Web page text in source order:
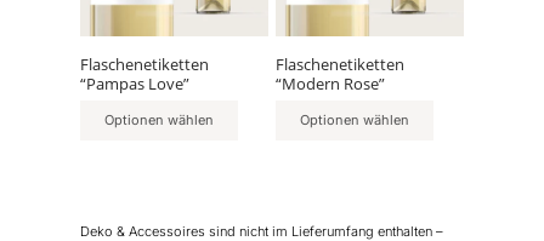
Flaschenetiketten
“Pampas Love”
Optionen wählen
Die
Optionen
können
auf
der
Flaschenetiketten
“Modern Rose”
Optionen wählen
Die
Optionen
können
auf
der
Deko & Accessoires sind nicht im Lieferumfang enthalten –